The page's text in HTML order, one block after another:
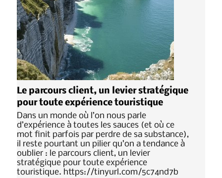
Le parcours client, un levier stratégique
pour toute expérience touristique
Dans un monde où l’on nous parle
d’expérience à toutes les sauces (et où ce
mot finit parfois par perdre de sa substance),
il reste pourtant un pilier qu’on a tendance à
oublier : le parcours client, un levier
stratégique pour toute expérience
touristique. https://tinyurl.com/5c74nd7b